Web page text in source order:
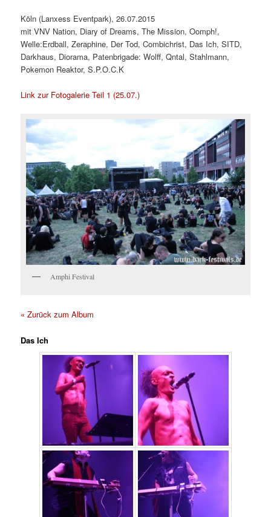
Köln (Lanxess Eventpark), 26.07.2015
mit VNV Nation, Diary of Dreams, The Mission, Oomph!,
Welle:Erdball, Zeraphine, Der Tod, Combichrist, Das Ich, SITD,
Darkhaus, Diorama, Patenbrigade: Wolff, Qntal, Stahlmann,
Pokemon Reaktor, S.P.O.C.K
Link zur Fotogalerie Teil 1 (25.07.)
Amphi Festival
« Zurück zum Album
Das Ich